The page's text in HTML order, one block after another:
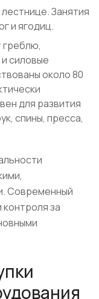
Занятия
и ягодиц.
греблю,
силовые
около 80
для развития
спины, пресса,
Современный
за